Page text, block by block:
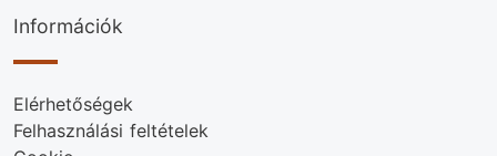
Információk
Elérhetőségek
Felhasználási feltételek